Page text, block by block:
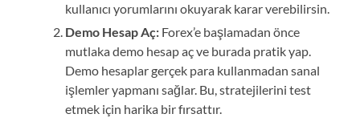
kullanıcı yorumlarını okuyarak karar verebilirsin.
Demo Hesap Aç: Forex’e başlamadan önce
mutlaka demo hesap aç ve burada pratik yap.
Demo hesaplar gerçek para kullanmadan sanal
işlemler yapmanı sağlar. Bu, stratejilerini test
etmek için harika bir fırsattır.